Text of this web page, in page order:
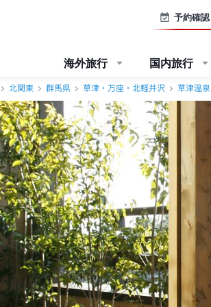
予約確認
海外旅行 国内旅行
北関東 群馬県 草津・万座・北軽井沢 草津温泉